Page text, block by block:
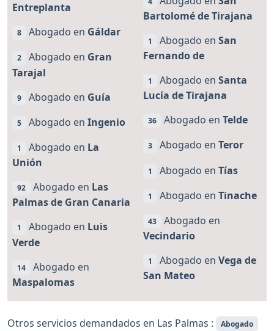
Entreplanta
8 Abogado en Gáldar
2 Abogado en Gran
Tarajal
9 Abogado en Guía
5 Abogado en Ingenio
1 Abogado en La
Unión
92 Abogado en Las
Palmas de Gran Canaria
1 Abogado en Luis
Verde
14
Abogado en
Maspalomas
Bartolomé de Tirajana
1 Abogado en San
Fernando de
1 Abogado en Santa
Lucía de Tirajana
36 Abogado en Telde
3 Abogado en Teror
1 Abogado en Tías
1 Abogado en Tinache
43
Abogado en
Vecindario
1 Abogado en Vega de
San Mateo
Otros servicios demandados en Las Palmas :
Abogado